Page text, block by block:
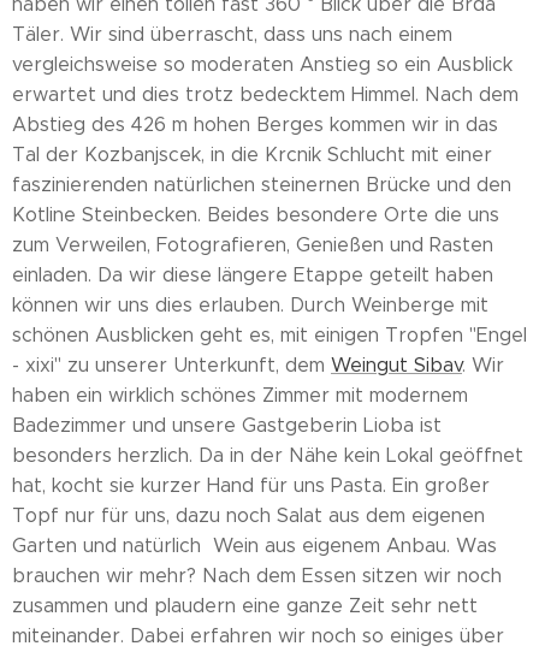
Täler. Wir sind überrascht, dass uns nach einem
vergleichsweise so moderaten Anstieg so ein Ausblick
erwartet und dies trotz bedecktem Himmel. Nach dem
Abstieg des 426 m hohen Berges kommen wir in das
Tal der Kozbanjscek, in die Krcnik Schlucht mit einer
faszinierenden natürlichen steinernen Brücke und den
Kotline Steinbecken. Beides besondere Orte die uns
zum Verweilen, Fotografieren, Genießen und Rasten
einladen. Da wir diese längere Etappe geteilt haben
können wir uns dies erlauben. Durch Weinberge mit
schönen Ausblicken geht es, mit einigen Tropfen "Engel
- xixi" zu unserer Unterkunft, dem Weingut Sibav. Wir
haben ein wirklich schönes Zimmer mit modernem
Badezimmer und unsere Gastgeberin Lioba ist
besonders herzlich. Da in der Nähe kein Lokal geöffnet
hat, kocht sie kurzer Hand für uns Pasta. Ein großer
Topf nur für uns, dazu noch Salat aus dem eigenen
Garten und natürlich Wein aus eigenem Anbau. Was
brauchen wir mehr? Nach dem Essen sitzen wir noch
zusammen und plaudern eine ganze Zeit sehr nett
miteinander. Dabei erfahren wir noch so einiges über